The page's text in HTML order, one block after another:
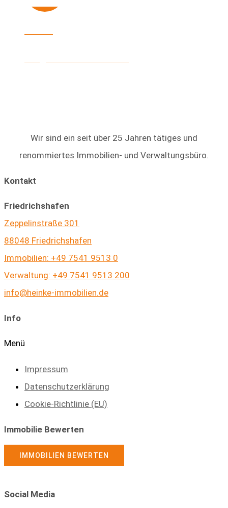
Wir sind ein seit über 25 Jahren tätiges und
renommiertes Immobilien- und Verwaltungsbüro.
Kontakt
Friedrichshafen
Zeppelinstraße 301
88048 Friedrichshafen
Immobilien: +49 7541 9513 0
Verwaltung: +49 7541 9513 200
info@heinke-immobilien.de
Info
Menü
Impressum
Datenschutzerklärung
Cookie-Richtlinie (EU)
Immobilie Bewerten
IMMOBILIEN BEWERTEN
Social Media